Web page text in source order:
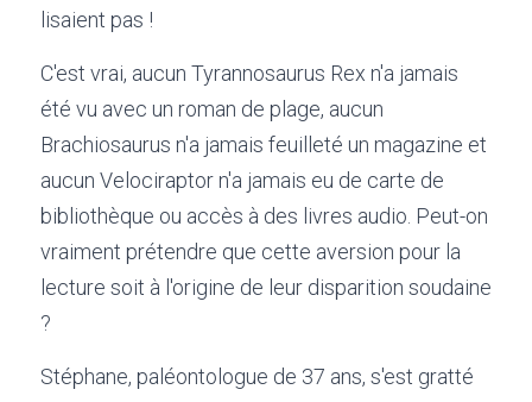
lisaient pas !
C'est vrai, aucun Tyrannosaurus Rex n'a jamais
été vu avec un roman de plage, aucun
Brachiosaurus n'a jamais feuilleté un magazine et
aucun Velociraptor n'a jamais eu de carte de
bibliothèque ou accès à des livres audio. Peut-on
vraiment prétendre que cette aversion pour la
lecture soit à l'origine de leur disparition soudaine
?
Stéphane, paléontologue de 37 ans, s'est gratté